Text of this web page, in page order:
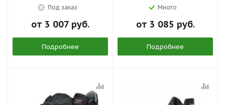
Под заказ
от 3 007 руб.
Подробнее
Много
от 3 085 руб.
Подробнее